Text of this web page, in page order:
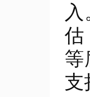
估
等
支